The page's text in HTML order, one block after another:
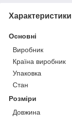
Характеристики
Основні
Виробник
Країна виробник
Упаковка
Стан
Розміри
Довжина